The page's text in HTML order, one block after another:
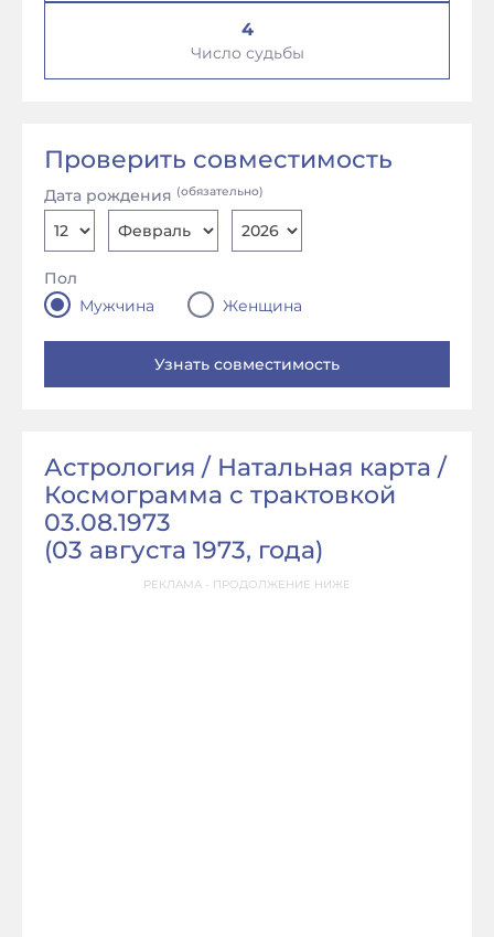
4
Число судьбы
Проверить совместимость
Дата рождения (обязательно)
Пол
Мужчина
Женщина
Астрология / Натальная карта /
Космограмма с трактовкой
03.08.1973
(03 августа 1973, года)
РЕКЛАМА - ПРОДОЛЖЕНИЕ НИЖЕ